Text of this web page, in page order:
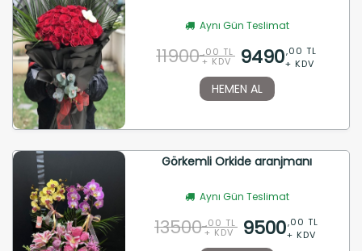
Aynı Gün Teslimat
11900 ,00 TL
+ KDV 9490,00 TL
+ KDV
HEMEN AL
Görkemli Orkide aranjmanı
Aynı Gün Teslimat
13500 ,00 TL
+ KDV 9500,00 TL
+ KDV